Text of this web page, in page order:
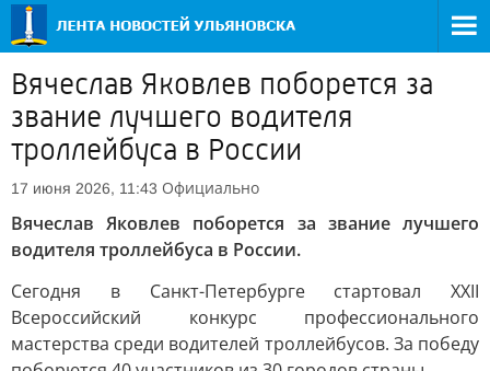
Вячеслав Яковлев поборется за
звание лучшего водителя
троллейбуса в России
17 июня 2026, 11:43 Официально
Вячеслав Яковлев поборется за звание лучшего
водителя троллейбуса в России.
Сегодня в Санкт-Петербурге стартовал XXII
Всероссийский конкурс профессионального
мастерства среди водителей троллейбусов. За победу